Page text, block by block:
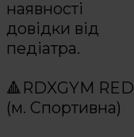
наявності
довідки від
педіатра.
🔺RDXGYM RED
(м. Спортивна)